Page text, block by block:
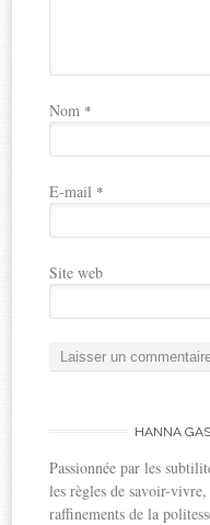
Nom *
E-mail *
Site web
HANNA GAS,
Passionnée par les
les règles de savoir-
raffinements de la